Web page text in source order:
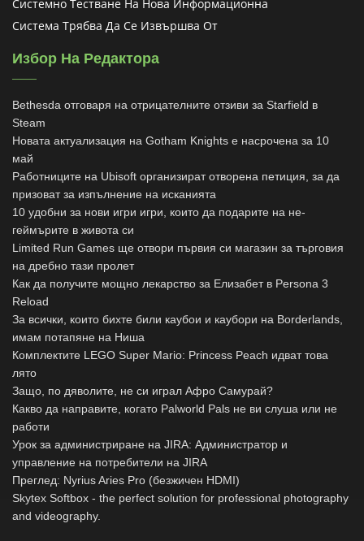
Системно Тестване На Нова Информационна
Система Трябва Да Се Извършва От
Избор На Редактора
Bethesda отговаря на отрицателните отзиви за Starfield в
Steam
Новата актуализация на Gotham Knights е насрочена за 10
май
Работниците на Ubisoft организират отворена петиция, за да
призоват за изпълнение на исканията
10 удобни за нови игри игри, които да подарите на не-
геймърите в живота си
Limited Run Games ще отвори първия си магазин за търговия
на дребно тази пролет
Как да получите мощно лекарство за Елизабет в Persona 3
Reload
За всички, които бихте били каубои и каубори на Borderlands,
имам потапяне на Ниша
Комплектите LEGO Super Mario: Princess Peach идват това
лято
Защо, по дяволите, не си играл Афро Самурай?
Какво да направите, когато Palworld Pals не ви слуша или не
работи
Урок за администриране на JIRA: Администратор и
управление на потребители на JIRA
Преглед: Nyrius Aries Pro (безжичен HDMI)
Skytex Softbox - the perfect solution for professional photography
and videography.